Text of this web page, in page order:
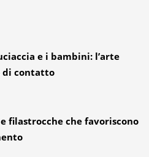
e i bambini: l’arte
di contatto
filastrocche che favoriscono